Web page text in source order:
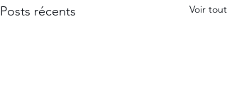
Posts récents Voir tout